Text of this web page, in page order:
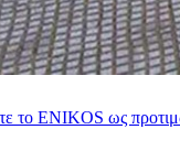
το ENIKOS ως